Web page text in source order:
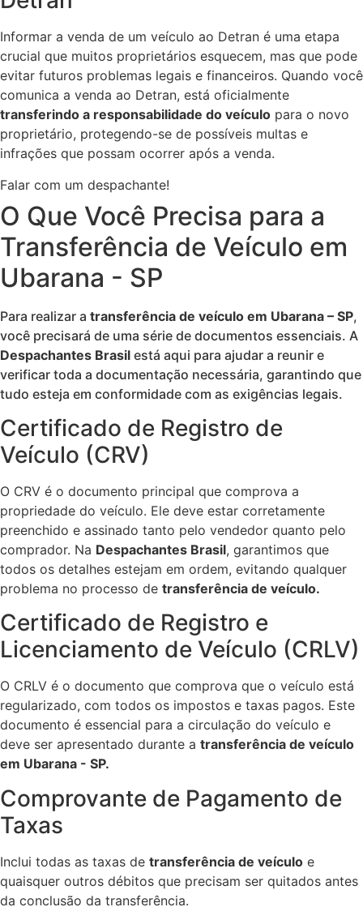
Informar a venda de um veículo ao Detran é uma etapa
crucial que muitos proprietários esquecem, mas que pode
evitar futuros problemas legais e financeiros. Quando você
comunica a venda ao Detran, está oficialmente
transferindo a responsabilidade do veículo para o novo
proprietário, protegendo-se de possíveis multas e
infrações que possam ocorrer após a venda.
Falar com um despachante!
O Que Você Precisa para a
Transferência de Veículo em
Ubarana - SP
Para realizar a transferência de veículo em Ubarana – SP,
você precisará de uma série de documentos essenciais. A
Despachantes Brasil está aqui para ajudar a reunir e
verificar toda a documentação necessária, garantindo que
tudo esteja em conformidade com as exigências legais.
Certificado de Registro de
Veículo (CRV)
O CRV é o documento principal que comprova a
propriedade do veículo. Ele deve estar corretamente
preenchido e assinado tanto pelo vendedor quanto pelo
comprador. Na Despachantes Brasil, garantimos que
todos os detalhes estejam em ordem, evitando qualquer
problema no processo de transferência de veículo.
Certificado de Registro e
Licenciamento de Veículo (CRLV)
O CRLV é o documento que comprova que o veículo está
regularizado, com todos os impostos e taxas pagos. Este
documento é essencial para a circulação do veículo e
deve ser apresentado durante a transferência de veículo
em Ubarana - SP.
Comprovante de Pagamento de
Taxas
Inclui todas as taxas de transferência de veículo e
quaisquer outros débitos que precisam ser quitados antes
da conclusão da transferência.